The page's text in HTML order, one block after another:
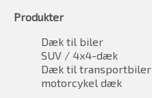
Produkter
Dæk til biler
SUV / 4x4-dæk
Dæk til transportbiler
motorcykel dæk